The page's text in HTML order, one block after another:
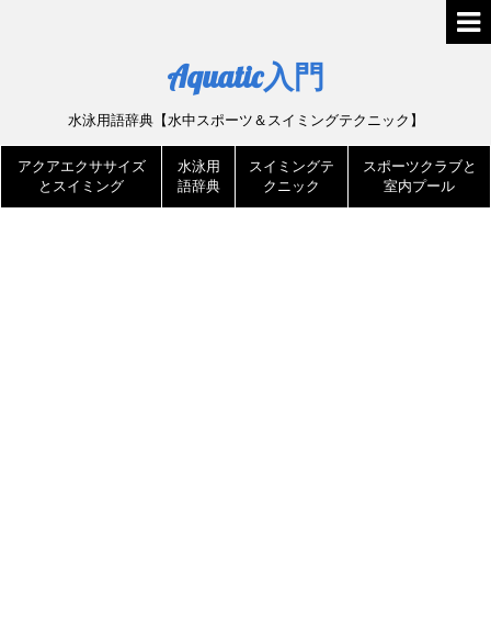
Aquatic入門
水泳用語辞典【水中スポーツ＆スイミングテクニック】
アクアエクササイズ
とスイミング
水泳用
語辞典
スイミングテ
クニック
スポーツクラブと
室内プール